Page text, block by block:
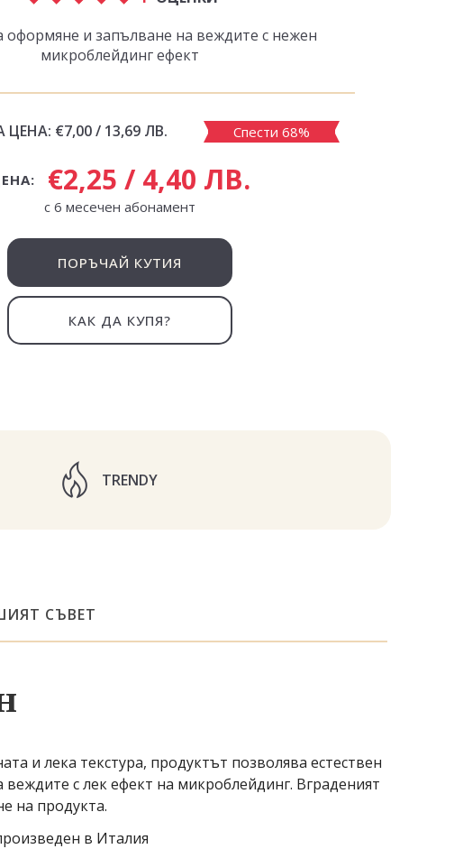
оформяне и запълване на веждите с нежен
микроблейдинг ефект
ЦЕНА: €7,00 / 13,69 ЛВ. Спести 68%
€2,25 / 4,40 ЛВ.
с 6 месечен абонамент
ПОРЪЧАЙ КУТИЯ
КАК ДА КУПЯ?
TRENDY
СЪВЕТ
и лека текстура, продуктът позволява естествен
с лек ефект на микроблейдинг. Вграденият
на продукта.
в Италия